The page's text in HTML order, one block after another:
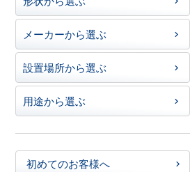
メーカーから選ぶ
設置場所から選ぶ
用途から選ぶ
初めてのお客様へ